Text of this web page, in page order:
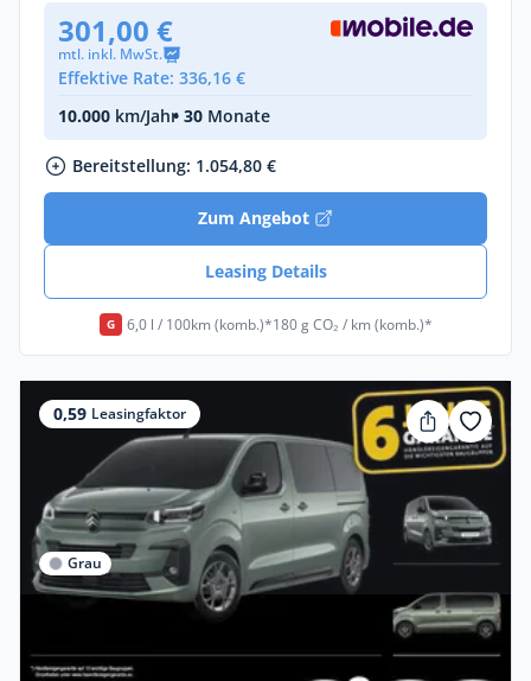
301,00 €
mtl. inkl. MwSt.
Effektive Rate: 336,16 €
10.000 km/Jahr• 30 Monate
Bereitstellung: 1.054,80 €
Zum Angebot
Leasing Details
G 6,0 l / 100km (komb.)*180 g CO₂ / km (komb.)*
0,59 Leasingfaktor
Grau
Citroën SpaceTourer 🔥 8-Sitzer | PLUS |